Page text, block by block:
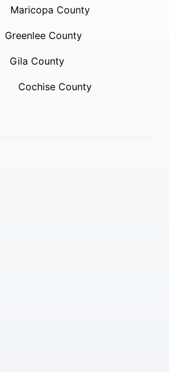
Maricopa County
Greenlee County
Gila County
Cochise County